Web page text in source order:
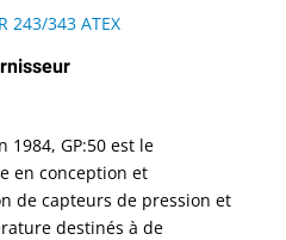
243/343 ATEX
1984, GP:50 est le
en conception et
de capteurs de pression et
destinés à de